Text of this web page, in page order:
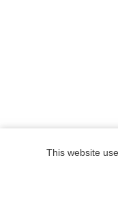
This website